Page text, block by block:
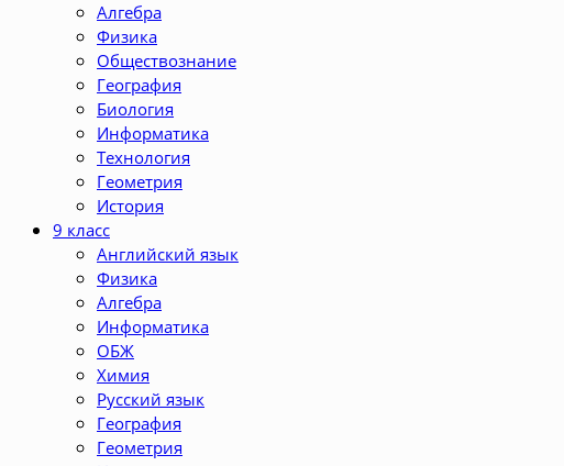
Алгебра
Физика
Обществознание
География
Биология
Информатика
Технология
Геометрия
История
9 класс
Английский язык
Физика
Алгебра
Информатика
ОБЖ
Химия
Русский язык
География
Геометрия